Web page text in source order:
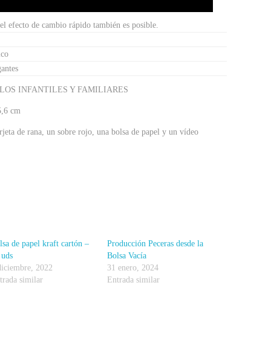
efecto de cambio rápido también es posible.
INFANTILES Y FAMILIARES
cm
de rana, un sobre rojo, una bolsa de papel y un vídeo
de papel kraft cartón –
2022
similar
Producción Peceras desde la
Bolsa Vacía
31 enero, 2024
Entrada similar